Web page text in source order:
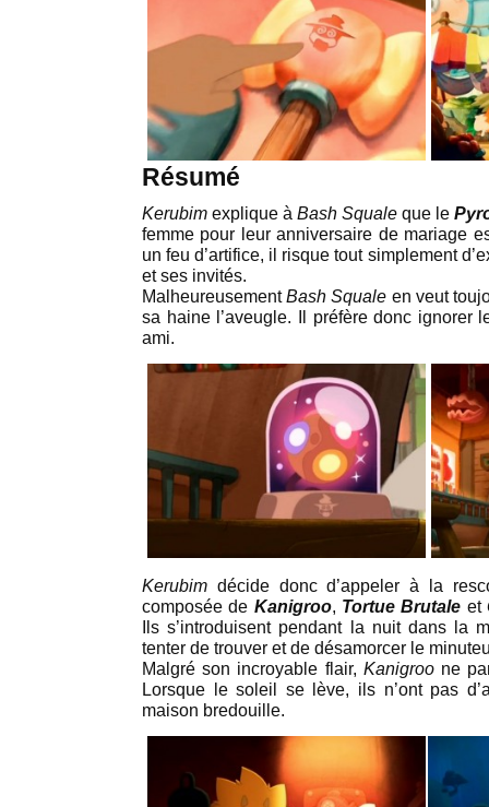
Résumé
Kerubim explique à Bash Squale que le
femme pour leur anniversaire de mariage
un feu d’artifice, il risque tout simplement
et ses invités.
MalheureusementBash Squale en veut
sa haine l’aveugle. Il préfère donc ignorer
ami.
Kerubim décide donc d’appeler à la
composée de Kanigroo, Tortue Brutale et
Ils s’introduisent pendant la nuit dans la
tenter de trouver et de désamorcer le
Malgré son incroyable flair, Kanigroone
Lorsque le soleil se lève, ils n’ont pas
maison bredouille.